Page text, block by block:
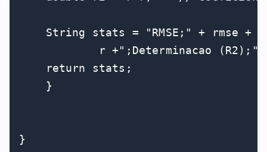
String stats = "RMSE;" + rmse +
r +";Determinacao (R2);"
    return stats;
    }
}